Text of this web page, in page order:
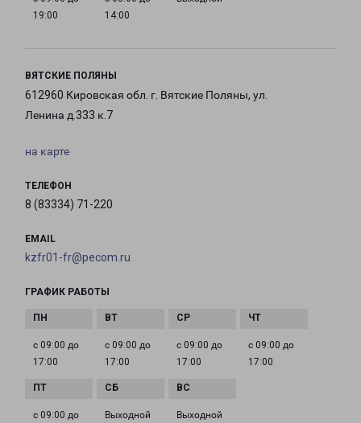
19:00
14:00
ВЯТСКИЕ ПОЛЯНЫ
612960 Кировская обл. г. Вятские Поляны, ул.
Ленина д.333 к.7
на карте
ТЕЛЕФОН
8 (83334) 71-220
EMAIL
kzfr01-fr@pecom.ru
ГРАФИК РАБОТЫ
с 09:00 до
17:00
с 09:00 до
17:00
с 09:00 до
17:00
с 09:00 до
17:00
с 09:00 до
Выходной Выходной